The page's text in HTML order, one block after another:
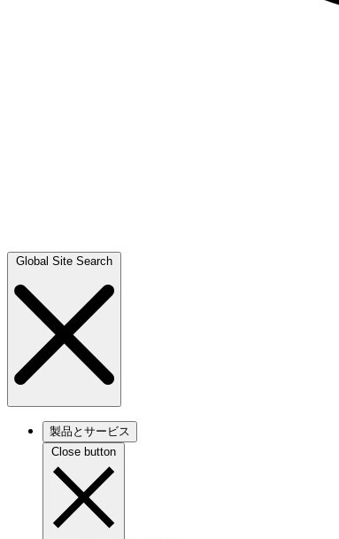
Global Site Search
製品とサービス
Close button